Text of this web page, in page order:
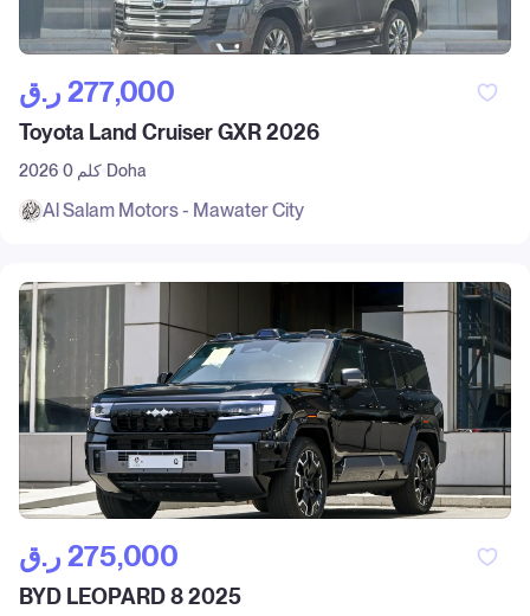
ر.ق‎ 277,000
Toyota Land Cruiser GXR 2026
2026 0 كلم Doha
Al Salam Motors - Mawater City
ر.ق‎ 275,000
BYD LEOPARD 8 2025